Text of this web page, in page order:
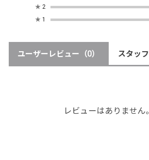
★ 2
★ 1
ユーザーレビュー （0） スタッ
レビューはありません。